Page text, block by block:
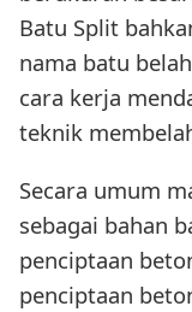
Batu Split
nama batu
cara kerja
teknik
Secara umum
sebagai bahan
penciptaan
penciptaan